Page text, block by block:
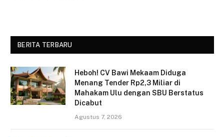
BERITA TERBARU
Heboh! CV Bawi Mekaam Diduga
Menang Tender Rp2,3 Miliar di
Mahakam Ulu dengan SBU Berstatus
Dicabut
Agustus 7, 2026